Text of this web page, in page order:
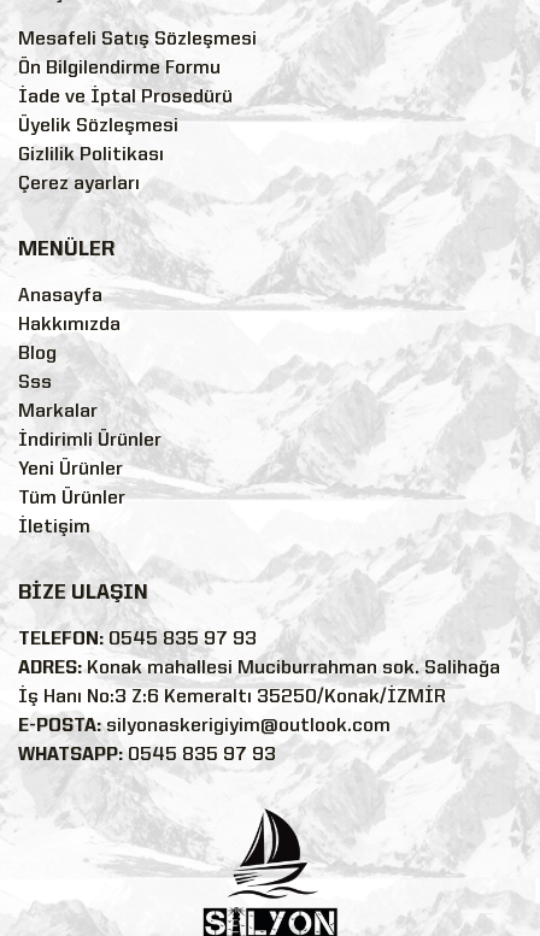
Mesafeli Satış Sözleşmesi
Ön Bilgilendirme Formu
İade ve İptal Prosedürü
Üyelik Sözleşmesi
Gizlilik Politikası
Çerez ayarları
MENÜLER
Anasayfa
Hakkımızda
Blog
Sss
Markalar
İndirimli Ürünler
Yeni Ürünler
Tüm Ürünler
İletişim
BİZE ULAŞIN
TELEFON: 0545 835 97 93
ADRES:Konak mahallesi Muciburrahman sok. Salihağa
İş Hanı No:3 Z:6 Kemeraltı 35250/Konak/İZMİR
E-POSTA: silyonaskerigiyim@outlook.com
WHATSAPP: 0545 835 97 93